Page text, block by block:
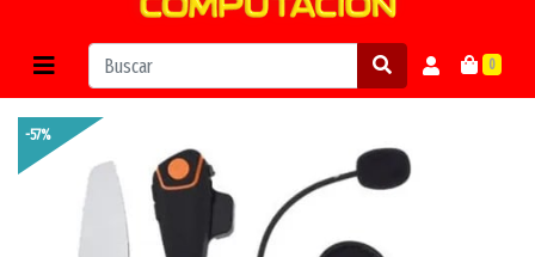
0
-57%